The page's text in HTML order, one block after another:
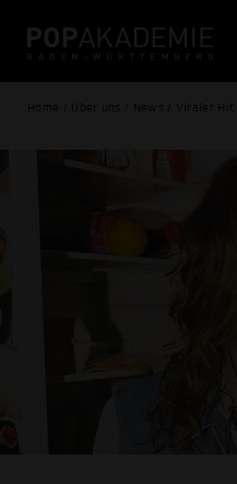
Home / Über uns / News / Viraler